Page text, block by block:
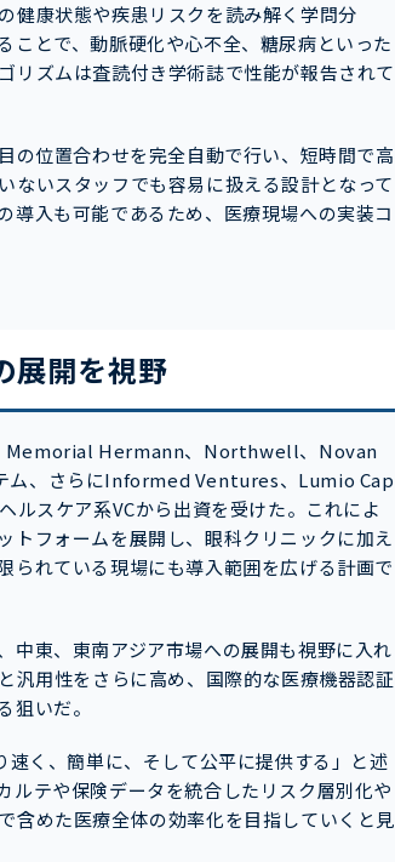
健康状態や疾患リスクを読み解く学問分
ことで、動脈硬化や心不全、糖尿病といった
リズムは査読付き学術誌で性能が報告されて
の位置合わせを完全自動で行い、短時間で高
ないスタッフでも容易に扱える設計となって
導入も可能であるため、医療現場への実装コ
展開を視野
Memorial Hermann、Northwell、Novan
ム、さらにInformed Ventures、Lumio Cap
スケア系VCから出資を受けた。これによ
トフォームを展開し、眼科クリニックに加え
られている現場にも導入範囲を広げる計画で
中東、東南アジア市場への展開も視野に入れ
汎用性をさらに高め、国際的な医療機器認証
狙いだ。
く、簡単に、そして公平に提供する」と述
ルテや保険データを統合したリスク層別化や
含めた医療全体の効率化を目指していくと見